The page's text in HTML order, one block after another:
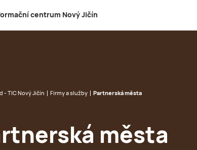
centrum Nový Jičín
- TIC Nový Jičín Firmy a služby Partnerská města
města